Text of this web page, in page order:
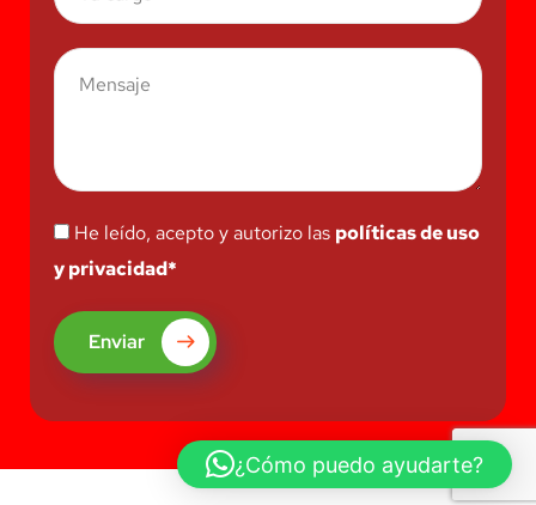
He leído, acepto y autorizo las políticas de uso
y privacidad*
Enviar
¿Cómo puedo ayudarte?